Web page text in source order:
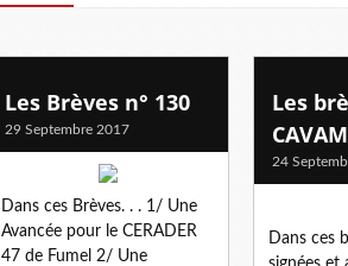
Les Brèves n° 130
29 Septembre 2017
Dans ces Brèves. . . 1/ Une
Avancée pour le CERADER
47 de Fumel 2/ Une
Les
24
Dans ces